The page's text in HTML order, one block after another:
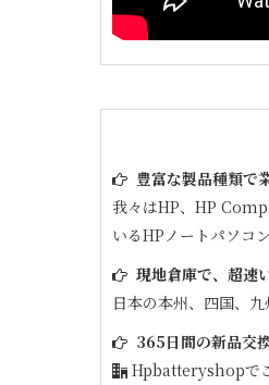
豊富な製品種類で
我々はHP、HP
いるHPノートパソコ
現地倉庫で、超速
日本の本州、四国、
365日間の新品交
Hpbatteryshopで